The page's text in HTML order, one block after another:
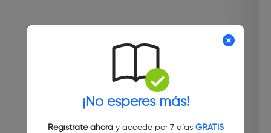
¡No esperes más!
Regístrate ahoray accede por 7 días GRATIS